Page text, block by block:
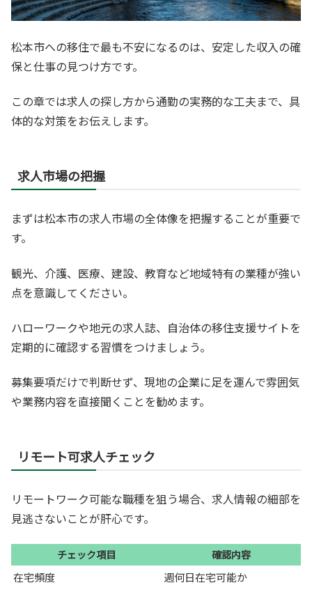
松本市への移住で最も不安になるのは、安定した収入の確
保と仕事の見つけ方です。
この章では求人の探し方から通勤の実務的な工夫まで、具
体的な対策をお伝えします。
求人市場の把握
まずは松本市の求人市場の全体像を把握することが重要で
す。
観光、介護、医療、建設、教育など地域特有の業種が強い
点を意識してください。
ハローワークや地元の求人誌、自治体の移住支援サイトを
定期的に確認する習慣をつけましょう。
募集要項だけで判断せず、現地の企業に足を運んで雰囲気
や業務内容を直接聞くことを勧めます。
リモート可求人チェック
リモートワーク可能な職種を狙う場合、求人情報の細部を
見逃さないことが肝心です。
チェック項目 確認内容
在宅頻度 週何日在宅可能か